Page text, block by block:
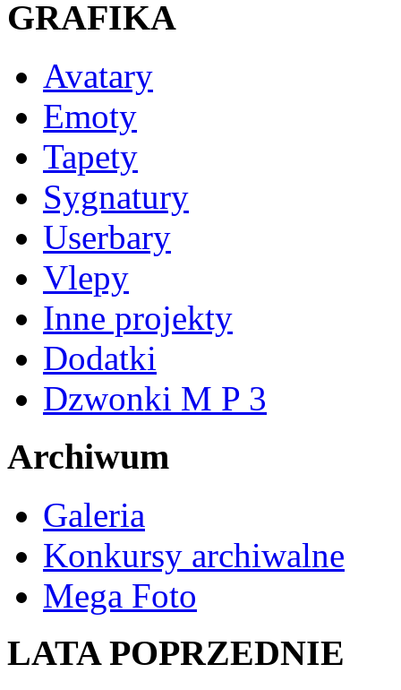
GRAFIKA
Avatary
Emoty
Tapety
Sygnatury
Userbary
Vlepy
Inne projekty
Dodatki
Dzwonki M P 3
Archiwum
Galeria
Konkursy archiwalne
Mega Foto
LATA POPRZEDNIE